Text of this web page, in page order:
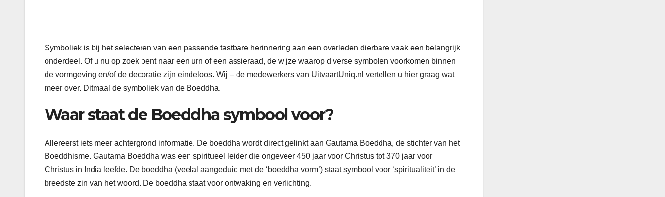
Symboliek is bij het selecteren van een passende tastbare herinnering aan een overleden dierbare vaak een belangrijk
onderdeel. Of u nu op zoek bent naar een urn of een assieraad, de wijze waarop diverse symbolen voorkomen binnen
de vormgeving en/of de decoratie zijn eindeloos. Wij – de medewerkers van UitvaartUniq.nl vertellen u hier graag wat
meer over. Ditmaal de symboliek van de Boeddha.
Waar staat de Boeddha symbool voor?
Allereerst iets meer achtergrond informatie. De boeddha wordt direct gelinkt aan Gautama Boeddha, de stichter van het
Boeddhisme. Gautama Boeddha was een spiritueel leider die ongeveer 450 jaar voor Christus tot 370 jaar voor
Christus in India leefde. De boeddha (veelal aangeduid met de ‘boeddha vorm’) staat symbool voor ‘spiritualiteit’ in de
breedste zin van het woord. De boeddha staat voor ontwaking en verlichting.